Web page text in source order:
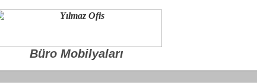
Büro Mobilyaları